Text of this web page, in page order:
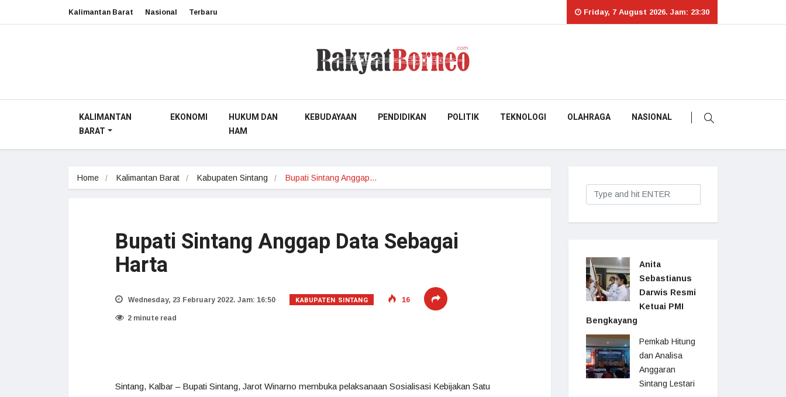
Kalimantan Barat Nasional Terbaru Friday, 7 August 2026. Jam: 23:30
KALIMANTAN
BARAT
EKONOMI
HUKUM DAN
HAM
KEBUDAYAAN PENDIDIKAN POLITIK TEKNOLOGI OLAHRAGA NASIONAL
Home Kalimantan Barat Kabupaten Sintang Bupati Sintang Anggap…
Bupati Sintang Anggap Data Sebagai
Harta
Wednesday, 23 February 2022. Jam: 16:50 KABUPATEN SINTANG 16
2 minute read
Sintang, Kalbar – Bupati Sintang, Jarot Winarno membuka pelaksanaan Sosialisasi Kebijakan Satu
Anita
Sebastianus
Darwis Resmi
Ketuai PMI
Bengkayang
Pemkab Hitung
dan Analisa
Anggaran
Sintang Lestari